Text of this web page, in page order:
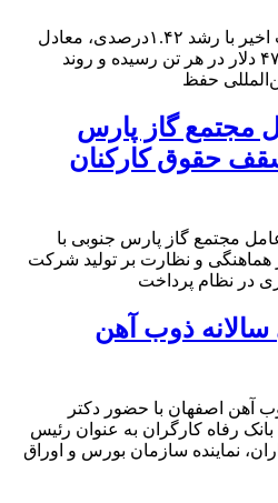
قیمت جهانی مس در معاملات اخیر با رشد ۱.۴۲درصدی، معادل
۱۹۷.۱۹ دلار، به ۱۴هزار و ۴۷.۹۷ دلار در هر تن رسیده و روند
حفظ
مجتمع گاز پارس
حقوق کارکنان
مجتمع گاز پارس جنوبی با
هماهنگی و نظارت بر تولید شرکت
در نظام پرداخت
ذوب آهن
آهن اصفهان با حضور دکتر
رفاه کارگران به عنوان رئیس
نماینده سازمان بورس و اوراق